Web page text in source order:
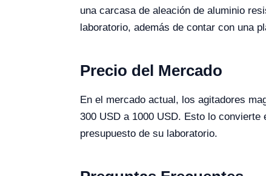
una carcasa de aleación de aluminio
laboratorio, además de contar con una
Precio del Mercado
En el mercado actual, los agitadores
300 USD a 1000 USD. Esto lo
presupuesto de su laboratorio.